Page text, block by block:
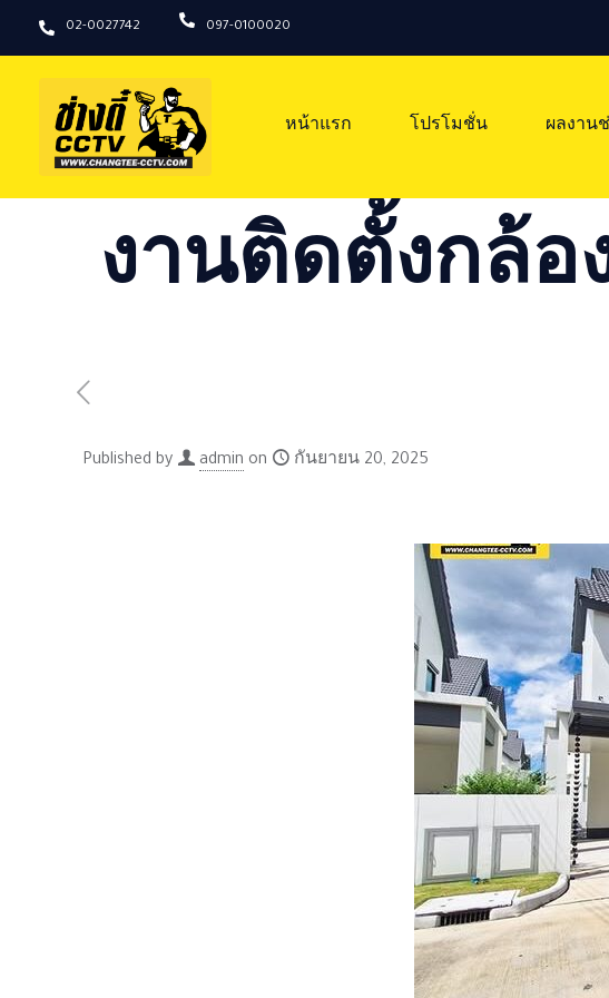
02-0027742 097-0100020
หน้าแรก โปรโมชั่น ผลงาน
งานติดตั้งกล้อ
Published by admin on กันยายน 20, 2025